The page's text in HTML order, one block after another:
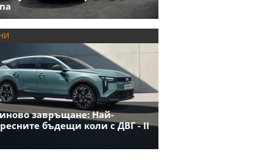
завръщане: Най-
бъдещи коли с ДВГ - II